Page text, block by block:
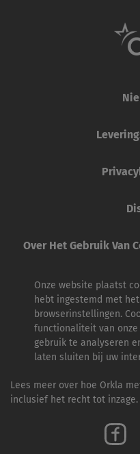
Over Het Gebruik Van
Onze website plaatst
hebt ingestemd met
browserinstellingen.
functionaliteit van
gebruik te analyseren
laten sluiten bij uw
Lees meer over hoe Orkla
inclusief het recht tot inzage.